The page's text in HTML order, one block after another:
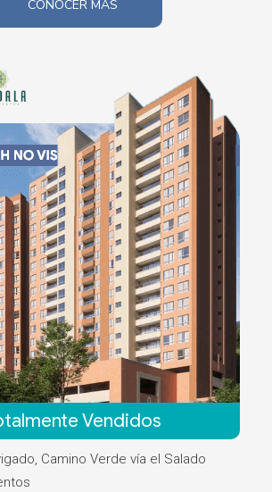
CONOCER MÁS
Vendidos
Camino Verde vía el Salado